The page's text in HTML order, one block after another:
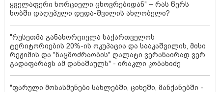
ყველაფერი ხორციელი ცხოვრებიდან" – რას წერს
ხობში დაღუპული დედა-შვილის ახლობელი?
"რუსეთმა განახორციელა საქართველოს
ტერიტორიების 20%-ის ოკუპაცია და სააკაშვილის, მისი
რეჟიმის და "ნაცმოძრაობის" ღალატი ვერანაირად ვერ
გადაფარავს ამ დანაშაულს" - ირაკლი კობახიძე
"ფარული მოსასმენები სახლებში, ციხეში, მანქანებში -